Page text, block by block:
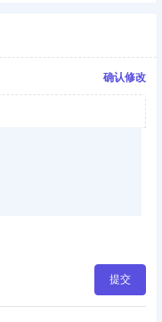
确认修改
提交